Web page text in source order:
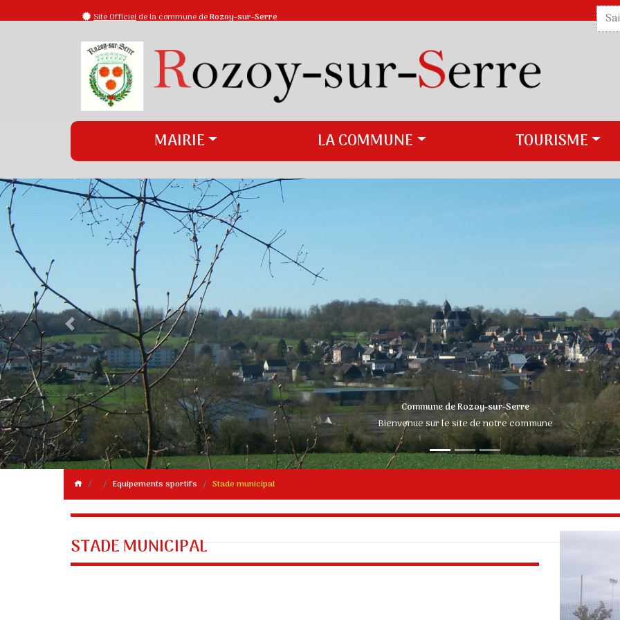
Site Officielde la commune deRozoy-sur-Serre
MAIRIE LA COMMUNE TOURISME
Previous
Equipements sportifs Stade municipal
STADE MUNICIPAL